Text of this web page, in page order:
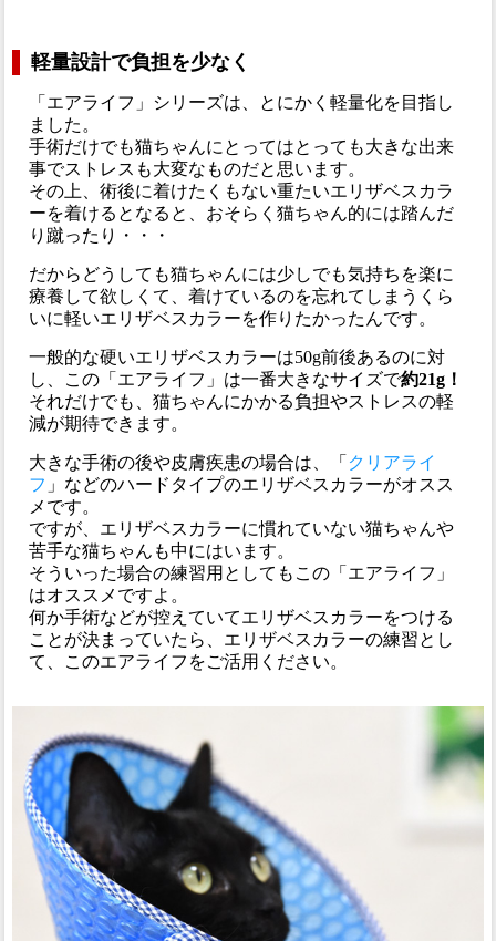
軽量設計で負担を少なく
「エアライフ」シリーズは、とにかく軽量化を目指し
ました。
手術だけでも猫ちゃんにとってはとっても大きな出来
事でストレスも大変なものだと思います。
その上、術後に着けたくもない重たいエリザベスカラ
ーを着けるとなると、おそらく猫ちゃん的には踏んだ
り蹴ったり・・・
だからどうしても猫ちゃんには少しでも気持ちを楽に
療養して欲しくて、着けているのを忘れてしまうくら
いに軽いエリザベスカラーを作りたかったんです。
一般的な硬いエリザベスカラーは50g前後あるのに対
し、この「エアライフ」は一番大きなサイズで約21g！
それだけでも、猫ちゃんにかかる負担やストレスの軽
減が期待できます。
大きな手術の後や皮膚疾患の場合は、「 クリアライ
フ 」などのハードタイプのエリザベスカラーがオスス
メです。
ですが、エリザベスカラーに慣れていない猫ちゃんや
苦手な猫ちゃんも中にはいます。
そういった場合の練習用としてもこの「エアライフ」
はオススメですよ。
何か手術などが控えていてエリザベスカラーをつける
ことが決まっていたら、エリザベスカラーの練習とし
て、このエアライフをご活用ください。